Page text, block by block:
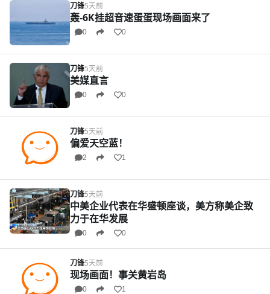
刀锋5天前
轰-6K挂超音速蛋蛋现场画面来了
0 0
刀锋5天前
美媒直言
0 0
刀锋5天前
偏爱天空蓝！
2 1
刀锋5天前
中美企业代表在华盛顿座谈，美方称美企致
力于在华发展
0 0
刀锋5天前
现场画面！事关黄岩岛
0 1